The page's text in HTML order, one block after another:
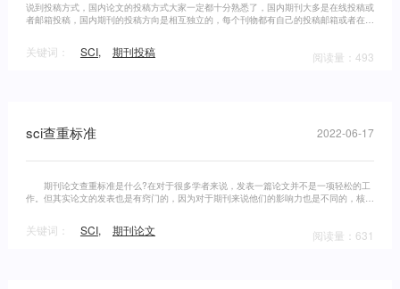
说到投稿方式，国内论文的投稿方式大家一定都十分熟悉了，国内期刊大多是在线投稿或
者邮箱投稿，国内期刊的投稿方向是相互独立的，每个刊物都有自己的投稿邮箱或者在线
关键词： SCI, 期刊投稿 阅读量：493
sci查重标准 2022-06-17
期刊论文查重标准是什么?在对于很多学者来说，发表一篇论文并不是一项轻松的工
作。但其实论文的发表也是有窍门的，因为对于期刊来说他们的影响力也是不同的，核心
关键词： SCI, 期刊论文 阅读量：631